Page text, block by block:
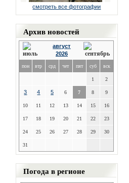
смотреть все фотографии
Архив новостей
август
2026
пон втр срд чет пят суб вск
1 2
3 4 5 6 7 8 9
10 11 12 13 14 15 16
17 18 19 20 21 22 23
24 25 26 27 28 29 30
31
Погода в регионе